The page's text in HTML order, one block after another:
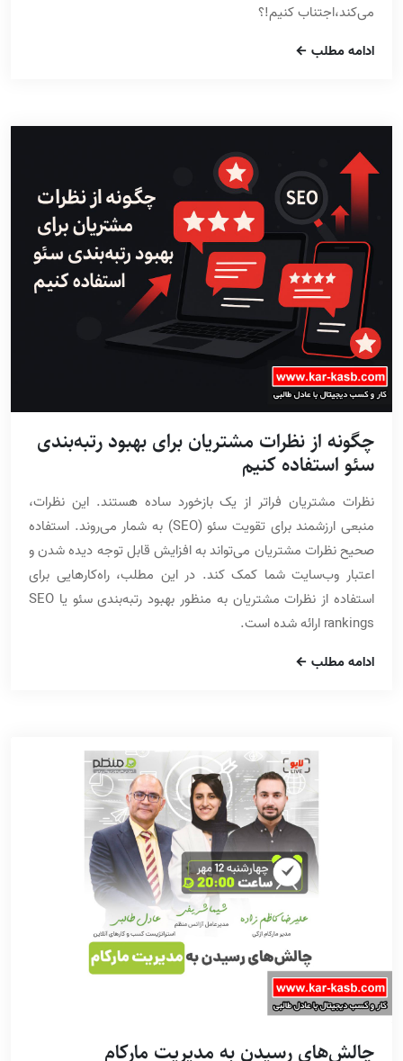
می‌کند،اجتناب کنیم!؟
ادامه مطلب
چگونه از نظرات مشتریان برای بهبود رتبه‌بندی
سئو استفاده کنیم
نظرات مشتریان فراتر از یک بازخورد ساده هستند. این نظرات،
منبعی ارزشمند برای تقویت سئو (SEO) به شمار می‌روند. استفاده
صحیح نظرات مشتریان می‌تواند به افزایش قابل توجه دیده شدن و
اعتبار وب‌سایت شما کمک کند. در این مطلب، راه‌کارهایی برای
استفاده از نظرات مشتریان به منظور بهبود رتبه‌بندی سئو یا SEO
rankings ارائه شده است.
ادامه مطلب
چالش‌های رسیدن به مدیریت مارکام